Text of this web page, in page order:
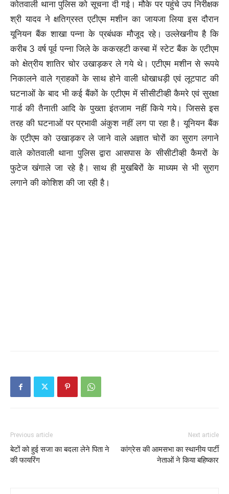
कोतवाली थाना पुलिस को सूचना दी गई। मौके पर पहुंचे उप निरीक्षक
श्री यादव ने क्षतिग्रस्त एटीएम मशीन का जायजा लिया इस दौरान
यूनियन बैंक शाखा पन्ना के प्रबंधक मौजूद रहे। उल्लेखनीय है कि
करीब 3 वर्ष पूर्व पन्ना जिले के ककरहटी कस्बा में स्टेट बैंक के एटीएम
को क्षेत्रीय शातिर चोर उखाड़कर ले गये थे। एटीएम मशीन से रूपये
निकालने वाले ग्राहकों के साथ होने वाली धोखाधड़ी एवं लूटपाट की
घटनाओं के बाद भी कई बैंकों के एटीएम में सीसीटीव्ही कैमरे एवं सुरक्षा
गार्ड की तैनाती आदि के पुख्ता इंतजाम नहीं किये गये। जिससे इस
तरह की घटनाओं पर प्रभावी अंकुश नहीं लग पा रहा है। यूनियन बैंक
के एटीएम को उखाड़कर ले जाने वाले अज्ञात चोरों का सुराग लगाने
वाले कोतवाली थाना पुलिस द्वारा आसपास के सीसीटीव्ही कैमरों के
फुटेज खंगाले जा रहे है। साथ ही मुखबिरों के माध्यम से भी सुराग
लगाने की कोशिश की जा रही है।
Previous article
बेटों को हुई सजा का बदला लेने पिता ने
की फायरिंग
Next article
कांग्रेस की आमसभा का स्थानीय पार्टी
नेताओं ने किया बहिष्कार